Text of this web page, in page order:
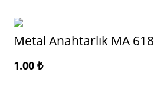
Metal Anahtarlık MA 618
1.00 ₺